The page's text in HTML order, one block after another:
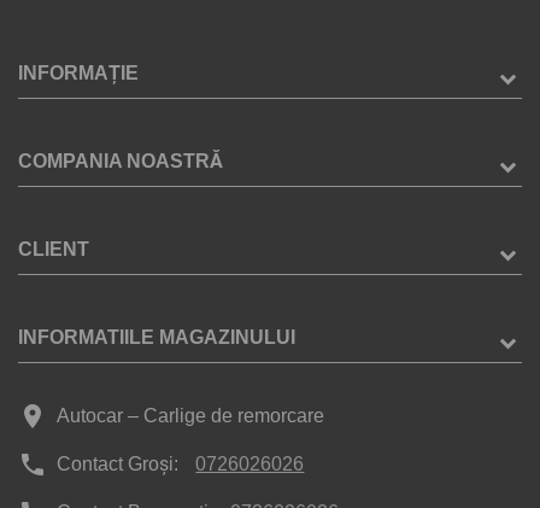
INFORMAȚIE
COMPANIA NOASTRĂ
CLIENT
INFORMATIILE MAGAZINULUI
place Autocar – Carlige de remorcare
phone Contact Groși: 0726026026